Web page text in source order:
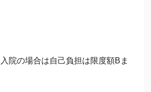
院の場合は自己負担は限度額Bま